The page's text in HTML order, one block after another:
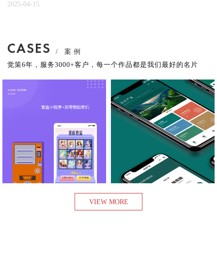
2025-04-15
CASES
/ 案例
觉策6年，服务3000+客户，每一个作品都是我们最好的名片
盲盒小程序
查看项目
植农严选
查看项目
VIEW MORE